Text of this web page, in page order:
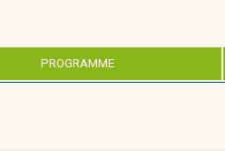
PROGRAMME